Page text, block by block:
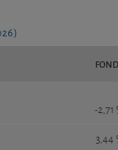
-2,71
3,44